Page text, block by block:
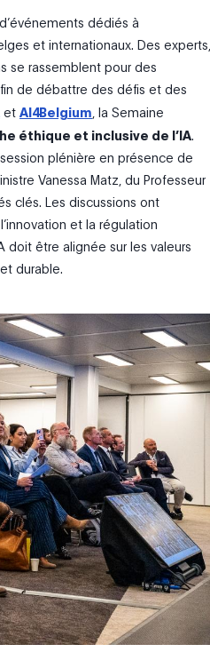
d’événements dédiés à
et internationaux. Des experts,
se rassemblent pour des
de débattre des défis et des
et AI4Belgium la Semaine
éthique et inclusive de l’IA.
plénière en présence de
Vanessa Matz, du Professeur
clés. Les discussions ont
et la régulation
doit être alignée sur les valeurs
durable.